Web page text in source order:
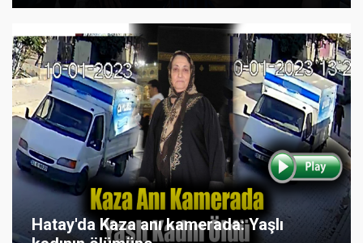
Hatay'da Kaza anı kamerada: Yaşlı